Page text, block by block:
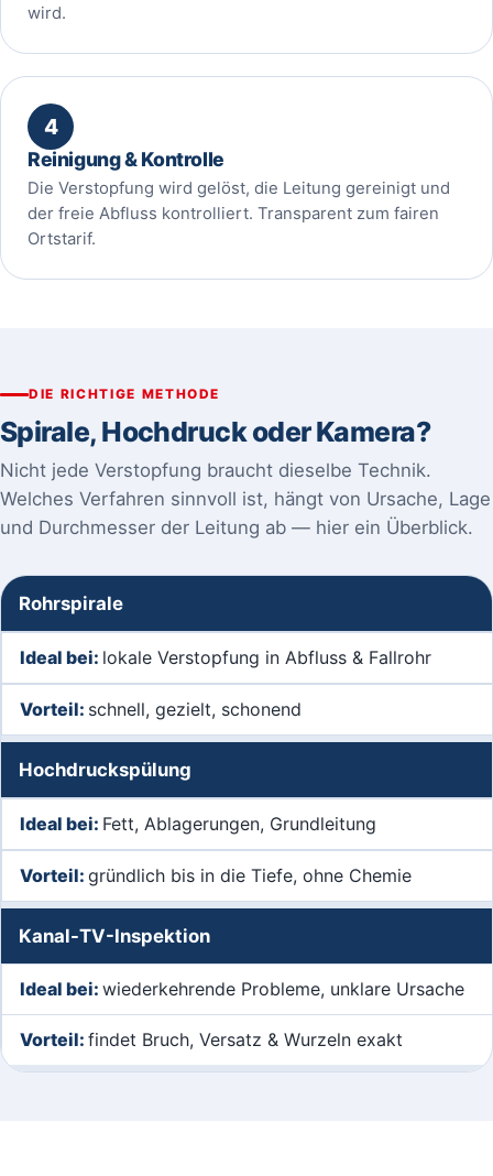
wird.
4
Reinigung & Kontrolle
Die Verstopfung wird gelöst, die Leitung gereinigt und
der freie Abfluss kontrolliert. Transparent zum fairen
Ortstarif.
DIE RICHTIGE METHODE
Spirale, Hochdruck oder Kamera?
Nicht jede Verstopfung braucht dieselbe Technik.
Welches Verfahren sinnvoll ist, hängt von Ursache, Lage
und Durchmesser der Leitung ab — hier ein Überblick.
Rohrspirale
lokale Verstopfung in Abfluss & Fallrohr
schnell, gezielt, schonend
Hochdruckspülung
Fett, Ablagerungen, Grundleitung
gründlich bis in die Tiefe, ohne Chemie
Kanal-TV-Inspektion
wiederkehrende Probleme, unklare Ursache
findet Bruch, Versatz & Wurzeln exakt